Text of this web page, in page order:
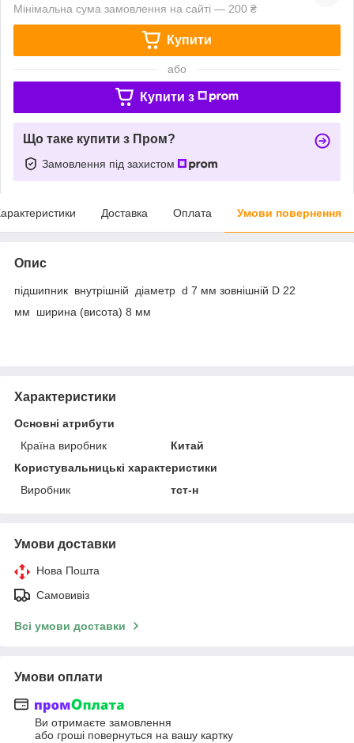
Мінімальна сума замовлення на сайті — 200 ₴
Купити
або
Купити з
Що таке купити з Пром?
Замовлення під захистом
Доставка Оплата Умови повернення
Опис
підшипник внутрішній діаметр d 7 мм зовнішній D 22
мм ширина (висота) 8 мм
Характеристики
Основні атрибути
Країна виробник
Китай
Користувальницькі характеристики
Виробник
тст-н
Умови доставки
Нова Пошта
Самовивіз
Всі умови доставки
Умови оплати
Ви отримаєте замовлення
або гроші повернуться на вашу картку